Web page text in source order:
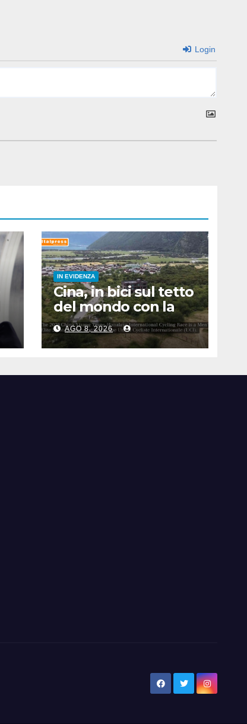
Login
IN EVIDENZA
Cina, in bici sul tetto
del mondo con la
Trans-Himalaya
Race
AGO 8, 2026